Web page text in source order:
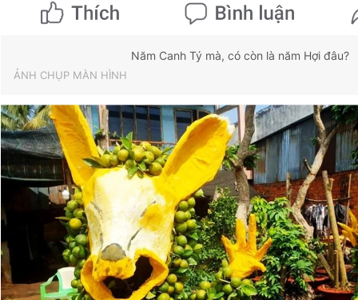
Năm Canh Tý mà, có còn là năm Hợi đâu?
ẢNH CHỤP MÀN HÌNH